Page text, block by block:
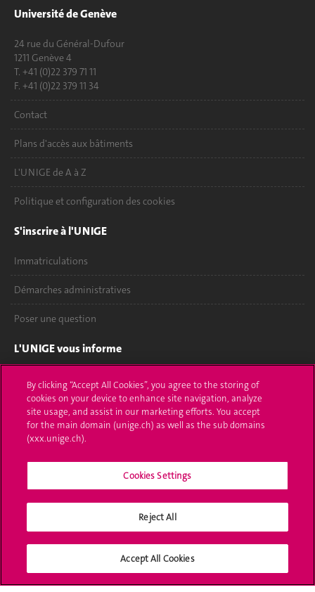
Université de Genève
24 rue du Général-Dufour
1211 Genève 4
T. +41 (0)22 379 71 11
F. +41 (0)22 379 11 34
Contact
Plans d'accès aux bâtiments
L'UNIGE de A à Z
Politique et configuration des cookies
S'inscrire à l'UNIGE
Immatriculations
Démarches administratives
Poser une question
L'UNIGE vous informe
UNIGE Mobile
Médias
Offres d'emploi
Bibliothèque
Calendrier académique
By clicking “Accept All Cookies”, you agree to the storing of
cookies on your device to enhance site navigation, analyze
site usage, and assist in our marketing efforts. You accept
for the main domain (unige.ch) as well as the sub domains
(xxx.unige.ch).
Cookies Settings
Reject All
Accept All Cookies